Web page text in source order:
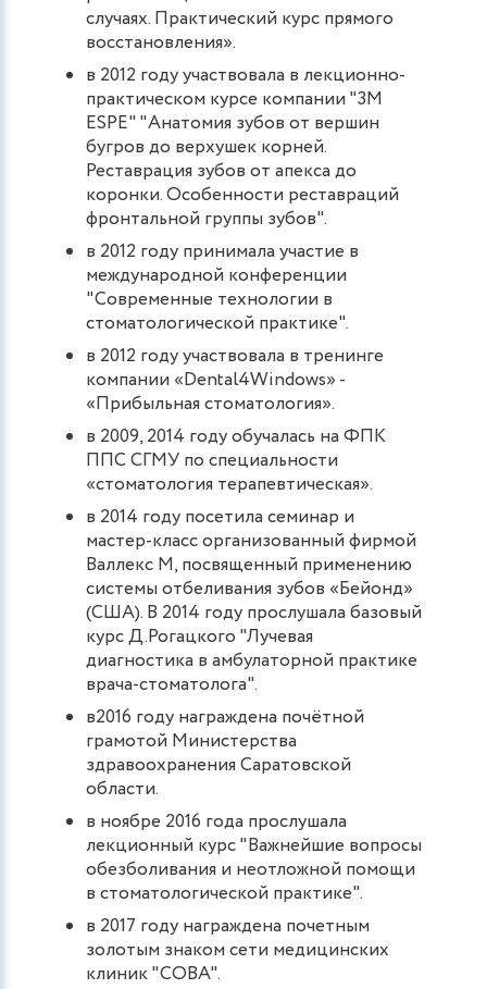
случаях. Практический курс прямого
восстановления».
в 2012 году участвовала в лекционно-
практическом курсе компании "3М
ESPE" "Анатомия зубов от вершин
бугров до верхушек корней.
Реставрация зубов от апекса до
коронки. Особенности реставраций
фронтальной группы зубов".
в 2012 году принимала участие в
международной конференции
"Современные технологии в
стоматологической практике".
в 2012 году участвовала в тренинге
компании «Dental4Windows» -
«Прибыльная стоматология».
в 2009, 2014 году обучалась на ФПК
ППС СГМУ по специальности
«стоматология терапевтическая».
в 2014 году посетила семинар и
мастер-класс организованный фирмой
Валлекс М, посвященный применению
системы отбеливания зубов «Бейонд»
(США). В 2014 году прослушала базовый
курс Д.Рогацкого "Лучевая
диагностика в амбулаторной практике
врача-стоматолога".
в2016 году награждена почётной
грамотой Министерства
здравоохранения Саратовской
области.
в ноябре 2016 года прослушала
лекционный курс "Важнейшие вопросы
обезболивания и неотложной помощи
в стоматологической практике".
в 2017 году награждена почетным
золотым знаком сети медицинских
клиник "СОВА".